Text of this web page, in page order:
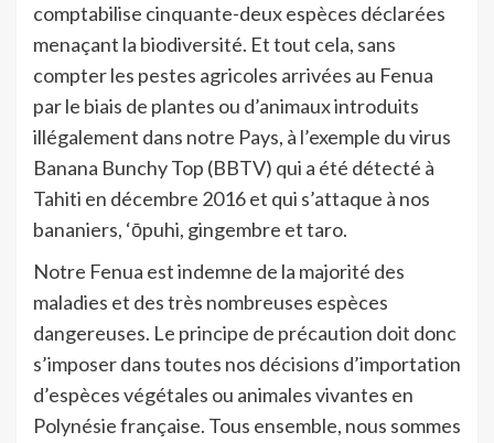
comptabilise cinquante-deux espèces déclarées
menaçant la biodiversité. Et tout cela, sans
compter les pestes agricoles arrivées au Fenua
par le biais de plantes ou d’animaux introduits
illégalement dans notre Pays, à l’exemple du virus
Banana Bunchy Top (BBTV) qui a été détecté à
Tahiti en décembre 2016 et qui s’attaque à nos
bananiers, ‘ōpuhi, gingembre et taro.
Notre Fenua est indemne de la majorité des
maladies et des très nombreuses espèces
dangereuses. Le principe de précaution doit donc
s’imposer dans toutes nos décisions d’importation
d’espèces végétales ou animales vivantes en
Polynésie française. Tous ensemble, nous sommes